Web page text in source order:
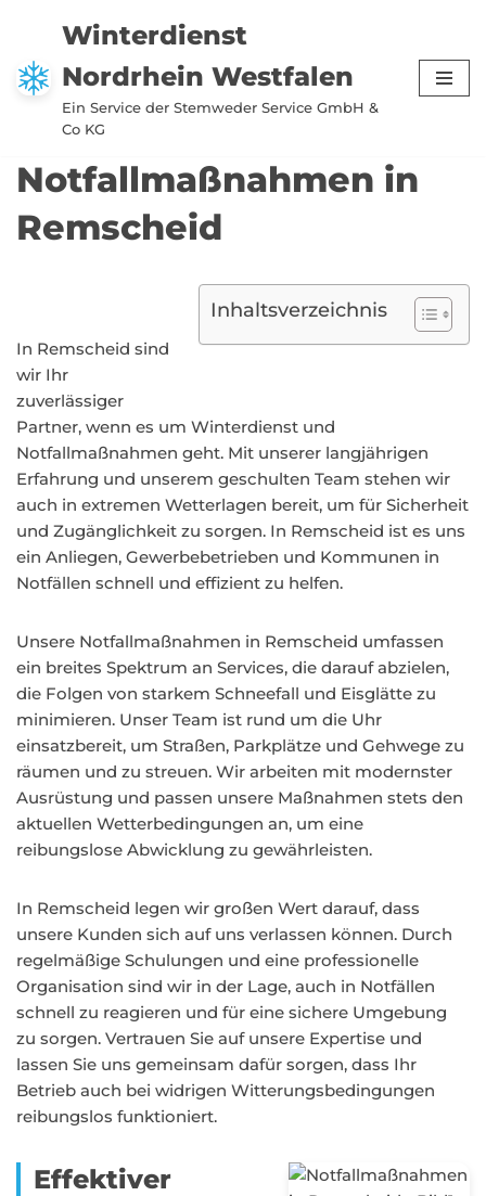
Zum
Inhalt
springen
Winterdienst
Nordrhein Westfalen
Ein Service der Stemweder Service GmbH &
Co KG
Notfallmaßnahmen in
Remscheid
Inhaltsverzeichnis
In Remscheid sind
wir Ihr
zuverlässiger
Partner, wenn es um Winterdienst und
Notfallmaßnahmen geht. Mit unserer langjährigen
Erfahrung und unserem geschulten Team stehen wir
auch in extremen Wetterlagen bereit, um für Sicherheit
und Zugänglichkeit zu sorgen. In Remscheid ist es uns
ein Anliegen, Gewerbebetrieben und Kommunen in
Notfällen schnell und effizient zu helfen.
Unsere Notfallmaßnahmen in Remscheid umfassen
ein breites Spektrum an Services, die darauf abzielen,
die Folgen von starkem Schneefall und Eisglätte zu
minimieren. Unser Team ist rund um die Uhr
einsatzbereit, um Straßen, Parkplätze und Gehwege zu
räumen und zu streuen. Wir arbeiten mit modernster
Ausrüstung und passen unsere Maßnahmen stets den
aktuellen Wetterbedingungen an, um eine
reibungslose Abwicklung zu gewährleisten.
In Remscheid legen wir großen Wert darauf, dass
unsere Kunden sich auf uns verlassen können. Durch
regelmäßige Schulungen und eine professionelle
Organisation sind wir in der Lage, auch in Notfällen
schnell zu reagieren und für eine sichere Umgebung
zu sorgen. Vertrauen Sie auf unsere Expertise und
lassen Sie uns gemeinsam dafür sorgen, dass Ihr
Betrieb auch bei widrigen Witterungsbedingungen
reibungslos funktioniert.
Effektiver